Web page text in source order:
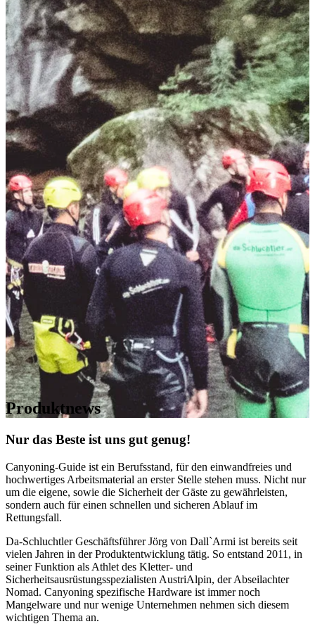
Produktnews
Nur das Beste ist uns gut genug!
Canyoning-Guide ist ein Berufsstand, für den einwandfreies und
hochwertiges Arbeitsmaterial an erster Stelle stehen muss. Nicht nur
um die eigene, sowie die Sicherheit der Gäste zu gewährleisten,
sondern auch für einen schnellen und sicheren Ablauf im
Rettungsfall.
Da-Schluchtler Geschäftsführer Jörg von Dall`Armi ist bereits seit
vielen Jahren in der Produktentwicklung tätig. So entstand 2011, in
seiner Funktion als Athlet des Kletter- und
Sicherheitsausrüstungsspezialisten AustriAlpin, der Abseilachter
Nomad. Canyoning spezifische Hardware ist immer noch
Mangelware und nur wenige Unternehmen nehmen sich diesem
wichtigen Thema an.